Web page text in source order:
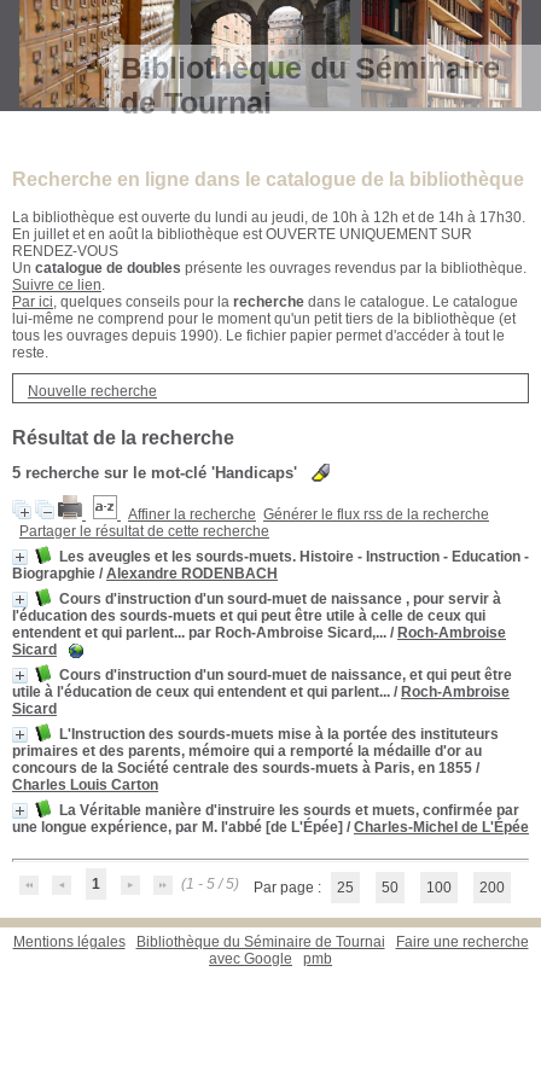
Bibliothèque du Séminaire
de Tournai
Recherche en ligne dans le catalogue de la bibliothèque
La bibliothèque est ouverte du lundi au jeudi, de 10h à 12h et de 14h à 17h30.
En juillet et en août la bibliothèque est OUVERTE UNIQUEMENT SUR
RENDEZ-VOUS
Un catalogue de doubles présente les ouvrages revendus par la bibliothèque.
Suivre ce lien.
Par ici, quelques conseils pour la recherche dans le catalogue. Le catalogue
lui-même ne comprend pour le moment qu'un petit tiers de la bibliothèque (et
tous les ouvrages depuis 1990). Le fichier papier permet d'accéder à tout le
reste.
Nouvelle recherche
Résultat de la recherche
5 recherche sur le mot-clé 'Handicaps'
Affiner la recherche Générer le flux rss de la recherche
Partager le résultat de cette recherche
Les aveugles et les sourds-muets. Histoire - Instruction - Education -
Biograpghie / Alexandre RODENBACH
Cours d'instruction d'un sourd-muet de naissance , pour servir à
l'éducation des sourds-muets et qui peut être utile à celle de ceux qui
entendent et qui parlent... par Roch-Ambroise Sicard,... / Roch-Ambroise
Sicard
Cours d'instruction d'un sourd-muet de naissance, et qui peut être
utile à l'éducation de ceux qui entendent et qui parlent... / Roch-Ambroise
Sicard
L'Instruction des sourds-muets mise à la portée des instituteurs
primaires et des parents, mémoire qui a remporté la médaille d'or au
concours de la Société centrale des sourds-muets à Paris, en 1855 /
Charles Louis Carton
La Véritable manière d'instruire les sourds et muets, confirmée par
une longue expérience, par M. l'abbé [de L'Épée] / Charles-Michel de L'Épée
1 (1 - 5 / 5) Par page : 25 50 100 200
Mentions légales Bibliothèque du Séminaire de Tournai
Faire une recherche
avec Google
pmb